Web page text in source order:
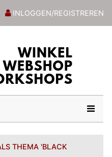
INLOGGEN/REGISTREREN
THEMA 'BLACK